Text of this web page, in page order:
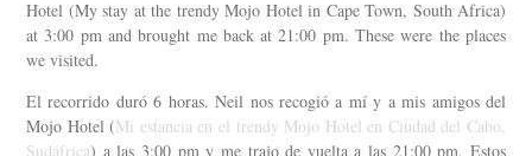
Hotel (My stay at the trendy Mojo Hotel in Cape Town, South Africa)
at 3:00 pm and brought me back at 21:00 pm. These were the places
we visited.
El recorrido duró 6 horas. Neil nos recogió a mí y a mis amigos del
Mojo Hotel (Mi estancia en el trendy Mojo Hotel en Ciudad del Cabo,
Sudáfrica) a las 3:00 pm y me trajo de vuelta a las 21:00 pm. Estos